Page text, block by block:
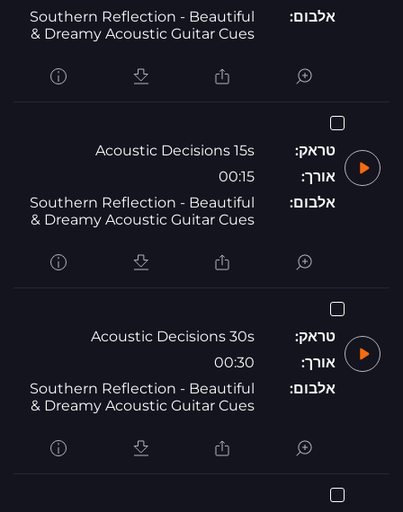
אלבום:
Southern Reflection - Beautiful
& Dreamy Acoustic Guitar Cues
טראק:
Acoustic Decisions 15s
אורך:
00:15
אלבום:
Southern Reflection - Beautiful
& Dreamy Acoustic Guitar Cues
טראק:
Acoustic Decisions 30s
אורך:
00:30
אלבום:
Southern Reflection - Beautiful
& Dreamy Acoustic Guitar Cues